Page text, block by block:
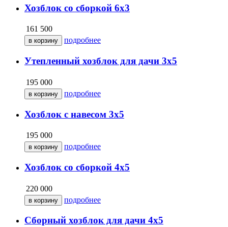
Хозблок со сборкой 6х3
161 500
подробнее
Утепленный хозблок для дачи 3х5
195 000
подробнее
Хозблок с навесом 3х5
195 000
подробнее
Хозблок со сборкой 4х5
220 000
подробнее
Сборный хозблок для дачи 4х5